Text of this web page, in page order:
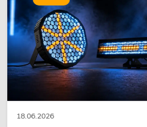
18.06.2026